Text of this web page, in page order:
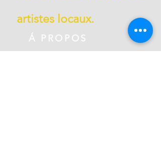
artistes locaux.
Á PROPOS